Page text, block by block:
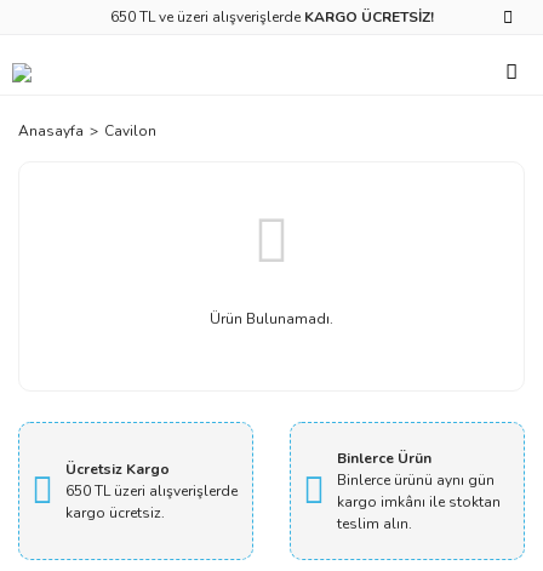
650 TL ve üzeri alışverişlerde KARGO ÜCRETSİZ!
Anasayfa Cavilon
Ürün Bulunamadı.
Ücretsiz Kargo
650 TL üzeri alışverişlerde
kargo ücretsiz.
Binlerce Ürün
Binlerce ürünü aynı gün
kargo imkânı ile stoktan
teslim alın.